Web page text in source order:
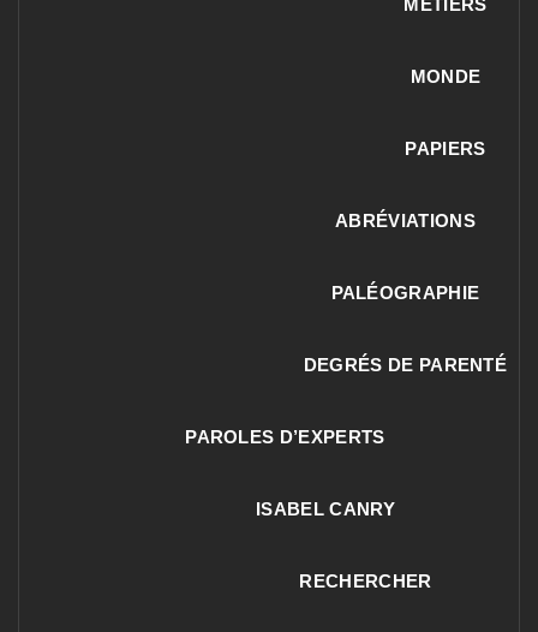
MÉTIERS
MONDE
PAPIERS
ABRÉVIATIONS
PALÉOGRAPHIE
DEGRÉS DE PARENTÉ
PAROLES D’EXPERTS
ISABEL CANRY
RECHERCHER